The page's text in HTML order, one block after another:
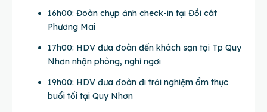
16h00: Đoàn chụp ảnh check-in tại Đồi cát
Phương Mai
17h00: HDV đưa đoàn đến khách sạn tại Tp Quy
Nhơn nhận phòng, nghỉ ngơi
19h00: HDV đưa đoàn đi trải nghiệm ẩm thực
buổi tối tại Quy Nhơn